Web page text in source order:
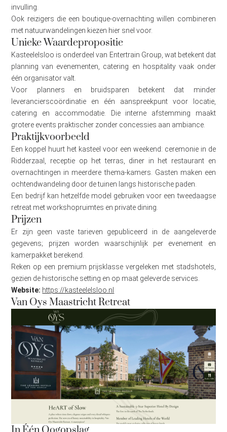
invulling.
Ook reizigers die een boutique-overnachting willen combineren
met natuurwandelingen kiezen hier snel voor.
Unieke Waardepropositie
Kasteelelsloo is onderdeel van Entertrain Group, wat betekent dat
planning van evenementen, catering en hospitality vaak onder
één organisator valt.
Voor planners en bruidsparen betekent dat minder
leverancierscoördinatie en één aanspreekpunt voor locatie,
catering en accommodatie. Die interne afstemming maakt
grotere events praktischer zonder concessies aan ambiance.
Praktijkvoorbeeld
Een koppel huurt het kasteel voor een weekend: ceremonie in de
Ridderzaal, receptie op het terras, diner in het restaurant en
overnachtingen in meerdere thema-kamers. Gasten maken een
ochtendwandeling door de tuinen langs historische paden.
Een bedrijf kan hetzelfde model gebruiken voor een tweedaagse
retreat met workshopruimtes en private dining.
Prijzen
Er zijn geen vaste tarieven gepubliceerd in de aangeleverde
gegevens; prijzen worden waarschijnlijk per evenement en
kamerpakket berekend.
Reken op een premium prijsklasse vergeleken met stadshotels,
gezien de historische setting en op maat geleverde services.
Website: https://kasteelelsloo.nl
Van Oys Maastricht Retreat